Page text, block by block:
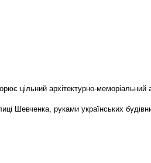
цільний архітектурно-
Шевченка, руками українських